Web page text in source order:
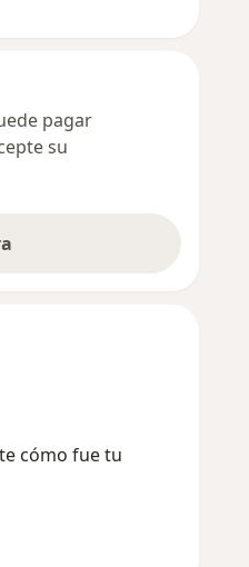
pagar
su
cómo fue tu